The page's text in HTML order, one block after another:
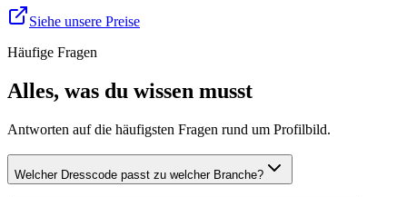
Siehe unsere Preise
Häufige Fragen
Alles, was du wissen musst
Antworten auf die häufigsten Fragen rund um Profilbild.
Welcher Dresscode passt zu welcher Branche?